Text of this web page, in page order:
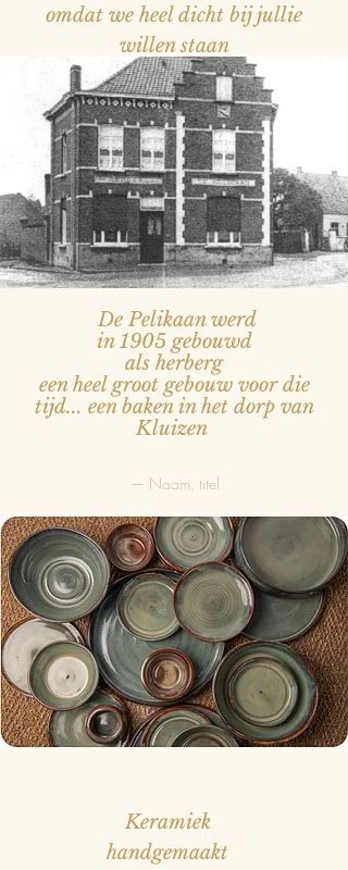
omdat we heel dicht bij jullie
willen staan
— Naam, titel
De Pelikaan werd
in 1905 gebouwd
als herberg
een heel groot gebouw voor die
tijd... een baken in het dorp van
Kluizen
— Naam, titel
Keramiek
handgemaakt